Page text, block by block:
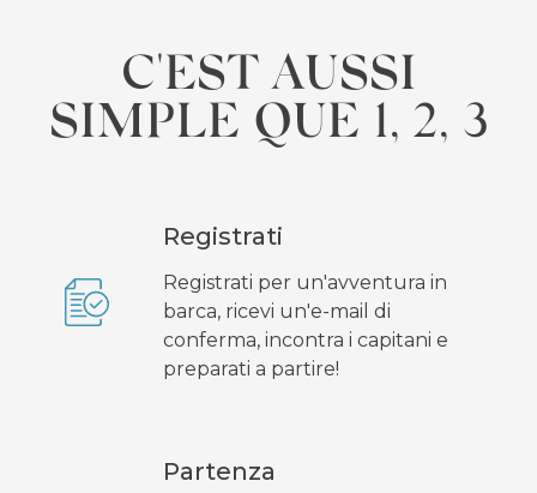
C'EST AUSSI
SIMPLE QUE 1, 2, 3
Registrati
Registrati per un'avventura in
barca, ricevi un'e-mail di
conferma, incontra i capitani e
preparati a partire!
Partenza